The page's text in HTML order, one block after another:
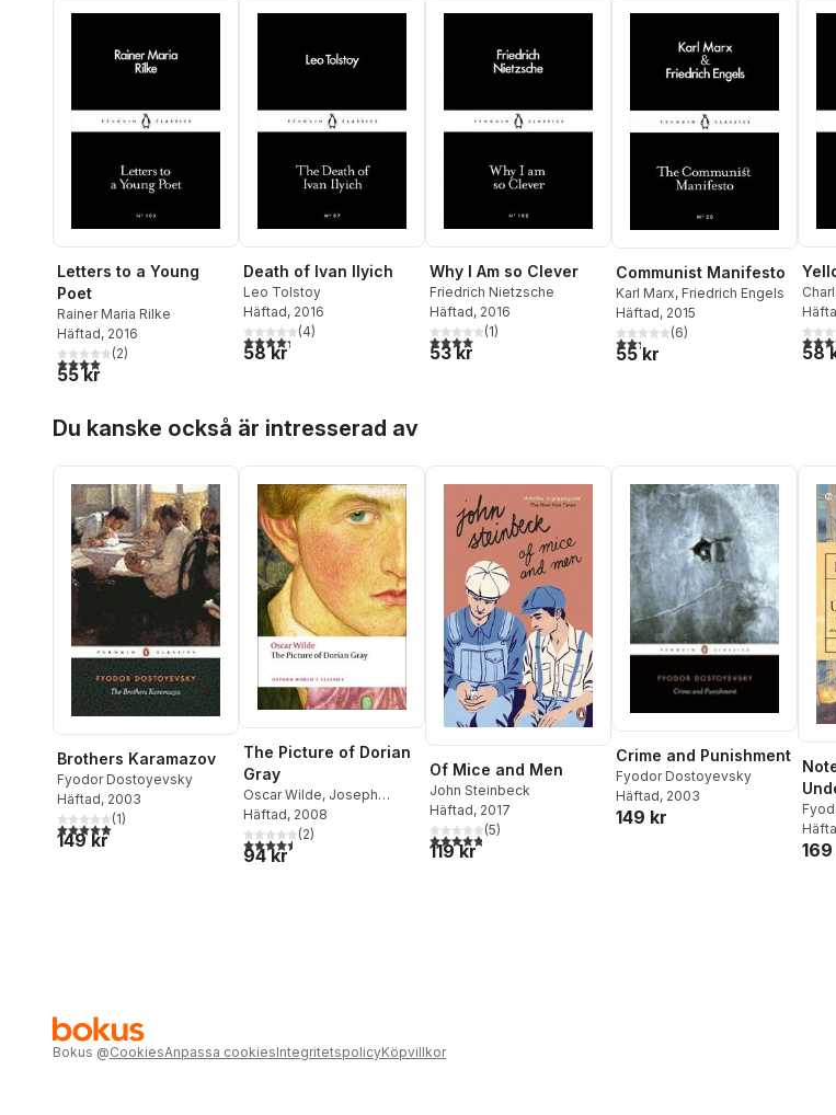
Letters to a Young
Poet
Rainer Maria Rilke
Häftad, 2016
4,0utav 5 stjärnor. Totalt antal röster:
(2)
55 kr
Death of Ivan Ilyich
Leo Tolstoy
Häftad, 2016
4,3utav 5 stjärnor. Totalt antal röster:
(4)
58 kr
Why I Am so Clever
Friedrich Nietzsche
Häftad, 2016
4,0utav 5 stjärnor. Totalt antal röster:
(1)
53 kr
Communist Manifesto
Karl Marx, Friedrich Engels
Häftad, 2015
2,3utav 5 stjärnor. Totalt antal
(6)
55 kr
5,0
58
Du kanske också är intresserad av
Brothers Karamazov
Fyodor Dostoyevsky
Häftad, 2003
5,0utav 5 stjärnor. Totalt antal röster:
(1)
149 kr
The Picture of Dorian
Gray
Oscar Wilde, Joseph
Bristow
Häftad, 2008
4,5utav 5 stjärnor. Totalt antal röster:
(2)
94 kr
Of Mice and Men
John Steinbeck
Häftad, 2017
4,8utav 5 stjärnor. Totalt antal röster:
(5)
119 kr
Crime and Punishment
Fyodor Dostoyevsky
Häftad, 2003
149 kr
a
Bokus @CookiesAnpassa cookiesIntegritetspolicyKöpvillkor